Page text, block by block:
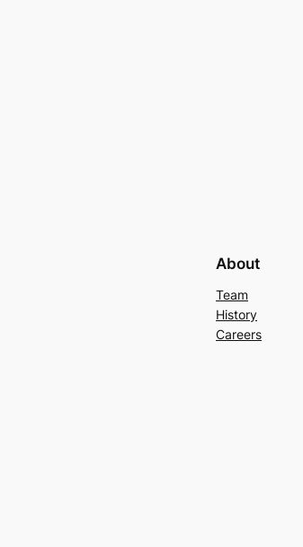
About
Team
History
Careers